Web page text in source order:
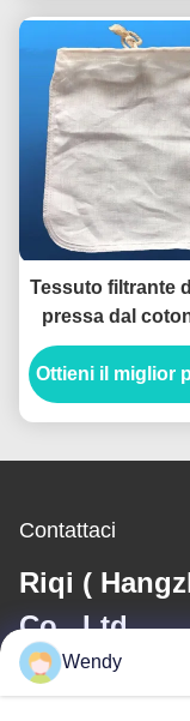
Tessuto filtrante
pressa dal
poliestere,
latte del dado
cordone
Ottieni il miglior
Contattaci
Riqi (
Co., Ltd.
E-mail
Wendy